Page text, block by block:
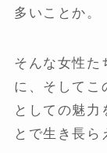
多いことか。
そんな女性た
に、そしてこ
としての魅力
とで生き長ら